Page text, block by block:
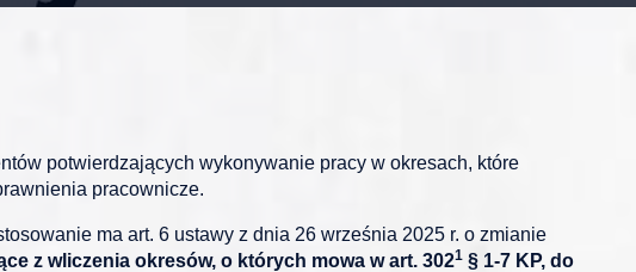
potwierdzających wykonywanie pracy w okresach, które
pracownicze.
ma art. 6 ustawy z dnia 26 września 2025 r. o zmianie
z wliczenia okresów, o których mowa w art. 3021 § 1-7 KP, do